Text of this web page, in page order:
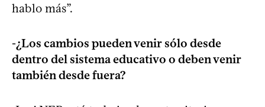
hablo más”.
-¿Los cambios pueden venir sólo desde
dentro del sistema educativo o deben venir
también desde fuera?